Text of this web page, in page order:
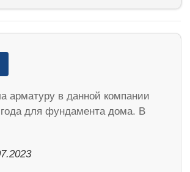
арматуру в данной компании
для фундамента дома. В